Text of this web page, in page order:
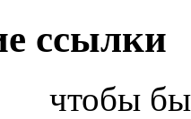
ссылки
чтобы